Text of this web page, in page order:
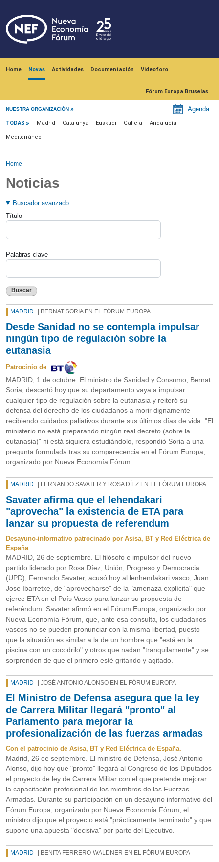
Home Novas Actividades Documentación Videoforo
Fórum Europa Bruselas
NUESTRA ORGANIZACIÓN Agenda
Menú noticias
TODAS Madrid Catalunya Euskadi Galicia Andalucía
Mediterráneo
Home
Noticias
Buscador avanzado
Título
Palabras clave
Buscar
MADRID | BERNAT SORIA EN EL FÓRUM EUROPA
Desde Sanidad no se contempla impulsar
ningún tipo de regulación sobre la
eutanasia
Patrocinio de
MADRID, 1 de octubre. El ministro de Sanidad y Consumo, Bernat
Soria, descartó hoy que su departamento vaya a impulsar
cualquier tipo de regulación sobre la eutanasia y reiteró su
defensa del derecho de los ciudadanos a morir dignamente
recibiendo cuidados paliativos durante sus últimos días de vida. "El
ministerio no está preparando ningún real decreto (sobre la
eutanasia)" ni está siquiera estudiándolo, respondió Soria a una
pregunta formulada tras su comparecencia en el Fórum Europa,
organizado por Nueva Economía Fórum.
MADRID | FERNANDO SAVATER Y ROSA DÍEZ EN EL FÓRUM EUROPA
Savater afirma que el lehendakari
"aprovecha" la existencia de ETA para
lanzar su propuesta de referendum
Desayuno-informativo patrocinado por Asisa, BT y Red Eléctrica de
España
MADRID, 26 de septiembre. El filósofo e impulsor del nuevo
partido liderado por Rosa Díez, Unión, Progreso y Democracia
(UPD), Fernando Savater, acusó hoy al lenhendakari vasco, Juan
Jose Ibarretxe, de "aprovecharse" de la "amenaza explícita" que
ejerce ETA en el País Vasco para lanzar su propuesta de
referéndum. Savater afirmó en el Fórum Europa, organizado por
Nueva Economía Fórum, que, ante esa consulta, los ciudadanos
vascos no se pueden pronunciar con la misma libertad, puesto
que la situación es similar a la de un hombre que "está en la
piscina con un cocodrilo" y otros que nadan "tranquilamente" y se
sorprenden de que el primero esté gritando y agitado.
MADRID | JOSÉ ANTONIO ALONSO EN EL FÓRUM EUROPA
El Ministro de Defensa asegura que la ley
de Carrera Militar llegará "pronto" al
Parlamento para mejorar la
profesionalización de las fuerzas armadas
Con el patrocinio de Asisa, BT y Red Eléctrica de España.
Madrid, 26 de septiembre. El ministro de Defensa, José Antonio
Alonso, dijo hoy que "pronto" llegará al Congreso de los Diputados
el proyecto de ley de Carrera Militar con el que pretende mejorar
la capacitación profesional de los miembros de las Fuerzas
Armadas. Durante su participación en un desayuno informativo del
Fórum Europa, organizado por Nueva Economía Fórum, el
ministro dijo que el proyecto está "prácticamente terminado" y que
supone una apuesta "decisiva" por parte del Ejecutivo.
MADRID | BENITA FERRERO-WALDNER EN EL FÓRUM EUROPA